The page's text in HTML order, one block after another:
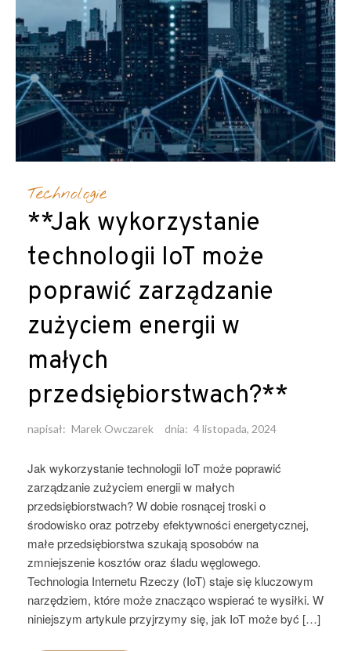
Technologie
**Jak wykorzystanie
technologii IoT może
poprawić zarządzanie
zużyciem energii w
małych
przedsiębiorstwach?**
napisał: Marek Owczarek dnia: 4 listopada, 2024
Jak wykorzystanie technologii IoT może poprawić
zarządzanie zużyciem energii w małych
przedsiębiorstwach? W dobie rosnącej troski o
środowisko oraz potrzeby efektywności energetycznej,
małe przedsiębiorstwa szukają sposobów na
zmniejszenie kosztów oraz śladu węglowego.
Technologia Internetu Rzeczy (IoT) staje się kluczowym
narzędziem, które może znacząco wspierać te wysiłki. W
niniejszym artykule przyjrzymy się, jak IoT może być […]